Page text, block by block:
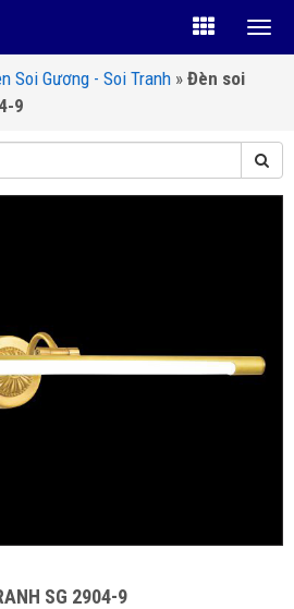
Soi Gương - Soi Tranh » Đèn soi
9
SG 2904-9